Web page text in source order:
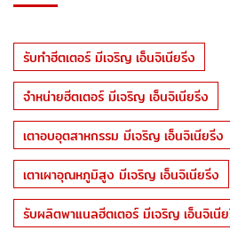
รับทำฮีตเตอร์ มีเจริญ เอ็นจิเนียริ่ง
จำหน่ายฮีตเตอร์ มีเจริญ เอ็นจิเนียริ่ง
เตาอบอุตสาหกรรม มีเจริญ เอ็นจิเนียริ่ง
เตาเผาอุณหภูมิสูง มีเจริญ เอ็นจิเนียริ่ง
รับผลิตพาแนลฮีตเตอร์ มีเจริญ เอ็นจิเนี